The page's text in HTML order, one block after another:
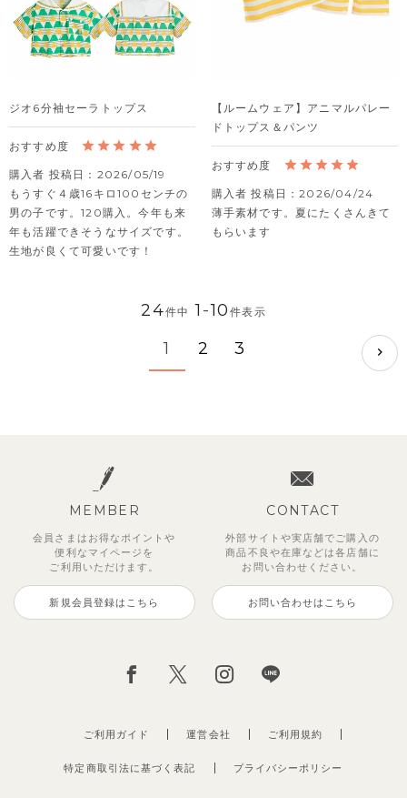
ジオ6分袖セーラトップス
購入者 投稿日
2026/05/19
もうすぐ４歳16キロ100センチの
男の子です。120購入。今年も来
年も活躍できそうなサイズです。
生地が良くて可愛いです！
【ルームウェア】アニマルパレー
ドトップス＆パンツ
購入者 投稿日
2026/04/24
薄手素材です。夏にたくさんきて
もらいます
24件中 1 -10件表示
1 2 3
MEMBER
会員さまはお得なポイントや
便利な マイページを
ご利用いただけます。
新規会員登録はこちら
CONTACT
外部サイトや実店舗でご購入の
商品不良や在庫などは各店舗に
お問い合わせください。
お問い合わせはこちら
ご利用ガイド 運営会社
特定商取引法に基づく表記 プライバシーポリシー
ご利用規約